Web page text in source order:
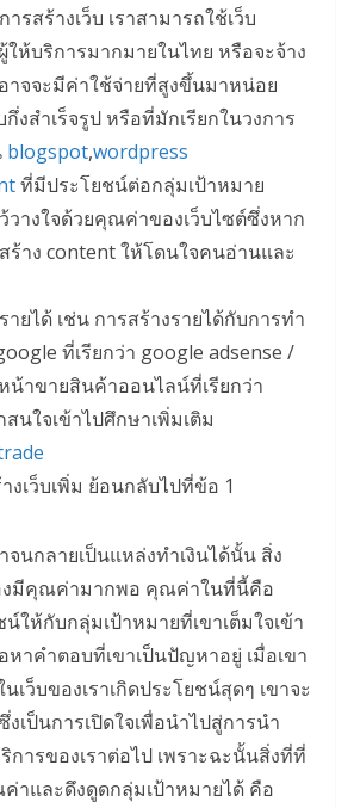
รสร้างเว็บ เราสามารถใช้เว็บ
ให้บริการมากมายในไทย หรือจะจ้าง
าจจะมีค่าใช้จ่ายที่สูงขึ้นมาหน่อย
กึ่งสำเร็จรูป หรือที่มักเรียกในวงการ
blogspot,wordpress
ที่มีประโยชน์ต่อกลุ่มเป้าหมาย
วางใจด้วยคุณค่าของเว็บไซต์ซึ่งหาก
ร้าง content ให้โดนใจคนอ่านและ
ายได้ เช่น การสร้างรายได้กับการทำ
ที่เรียกว่า google adsense /
น้าขายสินค้าออนไลน์ที่เรียกว่า
นใจเข้าไปศึกษาเพิ่มเติม
งเว็บเพิ่ม ย้อนกลับไปที่ข้อ 1
จนกลายเป็นแหล่งทำเงินได้นั้น สิ่ง
งมีคุณค่ามากพอ คุณค่าในที่นี้คือ
ให้กับกลุ่มเป้าหมายที่เขาเต็มใจเข้า
าคำตอบที่เขาเป็นปัญหาอยู่ เมื่อเขา
เว็บของเราเกิดประโยชน์สุดๆ เขาจะ
งเป็นการเปิดใจเพื่อนำไปสู่การนำ
การของเราต่อไป เพราะฉะนั้นสิ่งที่ที่
าและดึงดูดกลุ่มเป้าหมายได้ คือ